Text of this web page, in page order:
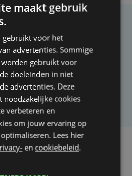
schrijffout opgemerkt in dit
artikel?
ons weten
maakt gebruik
gebruikt voor het
advertenties. Sommige
gebruikt voor
doeleinden in niet
advertenties. Deze
noodzakelijke cookies
verbeteren en
om jouw ervaring op
Lees hier
en cookiebeleid.